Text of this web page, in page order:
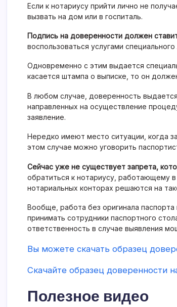
Если к нотариусу прийти лично не
вызвать на дом или в госпиталь.
Подпись на доверенности должен
воспользоваться услугами
Одновременно с этим выдается
касается штампа о выписке, то он
В любом случае, доверенность
направленных на осуществление
заявление.
Нередко имеют место ситуации, когда
этом случае можно уговорить
Сейчас уже не существует запрета,
обратиться к нотариусу, работающему
нотариальных конторах решаются на
Вообще, работа без оригинала
принимать сотрудники паспортного
ответственность в случае выявления
Вы можете скачать образец
Скачайте образец доверенности
Полезное видео